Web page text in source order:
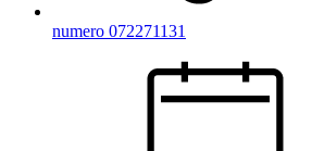
numero 072271131